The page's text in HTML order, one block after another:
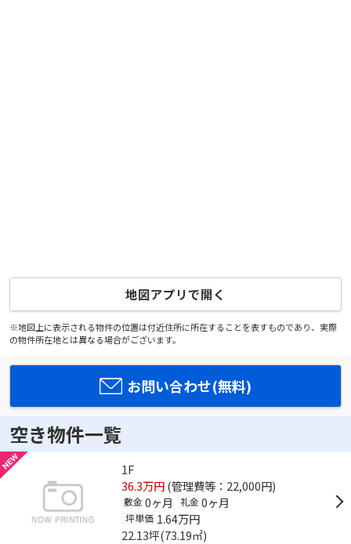
地図アプリで開く
※地図上に表示される物件の位置は付近住所に所在することを表すものであり、実際
の物件所在地とは異なる場合がございます。
お問い合わせ(無料)
空き物件一覧
1F
36.3万円(管理費等：22,000円)
敷金 0ヶ月 礼金 0ヶ月
坪単価 1.64万円
22.13坪(73.19㎡)